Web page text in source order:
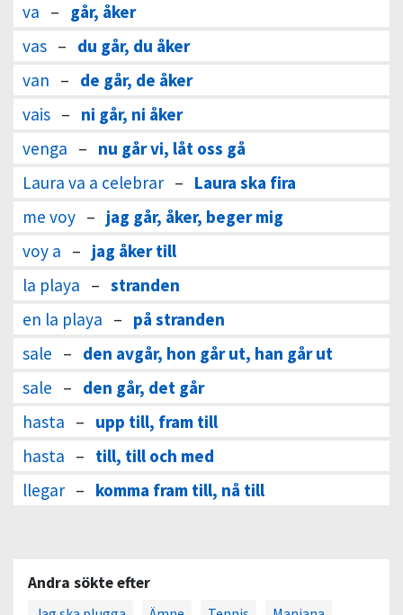
va – går, åker
vas – du går, du åker
van – de går, de åker
vais – ni går, ni åker
venga – nu går vi, låt oss gå
Laura va a celebrar – Laura ska fira
me voy – jag går, åker, beger mig
voy a – jag åker till
la playa – stranden
en la playa – på stranden
sale – den avgår, hon går ut, han går ut
sale – den går, det går
hasta – upp till, fram till
hasta – till, till och med
llegar – komma fram till, nå till
Andra sökte efter